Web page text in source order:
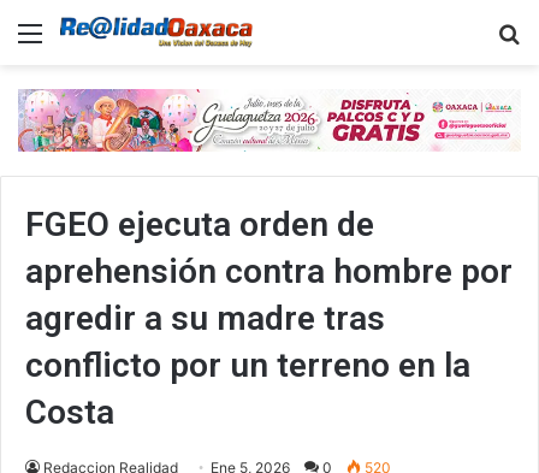
Menu
FGEO ejecuta orden de
aprehensión contra hombre por
agredir a su madre tras
conflicto por un terreno en la
Costa
Redaccion Realidad Ene 5, 2026 0 520